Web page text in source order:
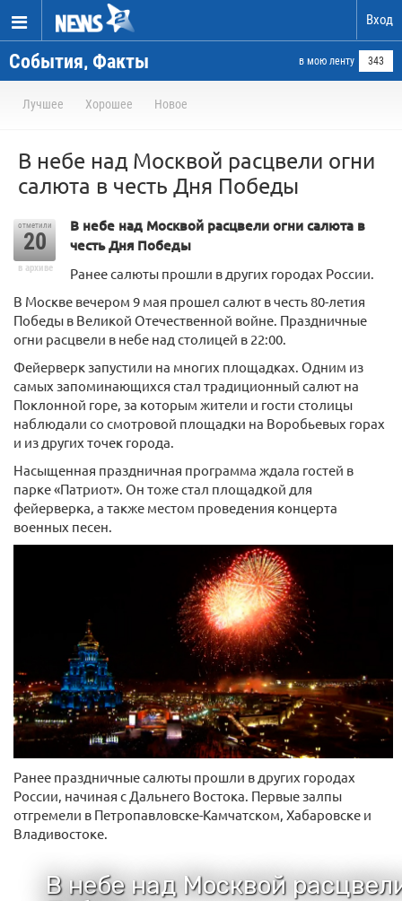
Вход
События, Факты в мою ленту 343
Лучшее Хорошее Новое
В небе над Москвой расцвели огни
салюта в честь Дня Победы
отметили
20
в архиве
В небе над Москвой расцвели огни салюта в
честь Дня Победы
Ранее салюты прошли в других городах России.
В Москве вечером 9 мая прошел салют в честь 80-летия
Победы в Великой Отечественной войне. Праздничные
огни расцвели в небе над столицей в 22:00.
Фейерверк запустили на многих площадках. Одним из
самых запоминающихся стал традиционный салют на
Поклонной горе, за которым жители и гости столицы
наблюдали со смотровой площадки на Воробьевых горах
и из других точек города.
Насыщенная праздничная программа ждала гостей в
парке «Патриот». Он тоже стал площадкой для
фейерверка, а также местом проведения концерта
военных песен.
Ранее праздничные салюты прошли в других городах
России, начиная с Дальнего Востока. Первые залпы
отгремели в Петропавловске-Камчатском, Хабаровске и
Владивостоке.